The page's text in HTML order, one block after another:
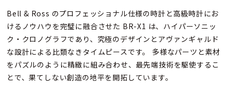
Bell & Ross のプロフェッショナル仕様の時計と高級時計にお
けるノウハウを完璧に融合させた BR-X1 は、ハイパーソニッ
ク・クロノグラフであり、究極のデザインとアヴァンギャルド
な設計による比類なきタイムピースです。 多様なパーツと素材
をパズルのように精緻に組み合わせ、最先端技術を駆使するこ
とで、果てしない創造の地平を開拓しています。